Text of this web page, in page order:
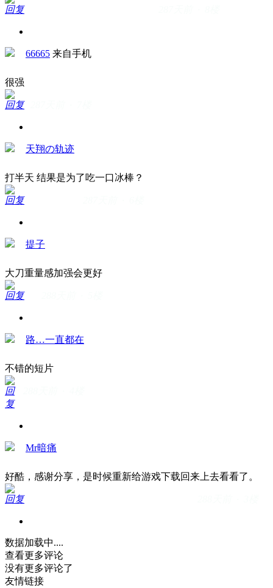
回复
66665 来自手机
很强
回复
天翔の轨迹
打半天 结果是为了吃一口冰棒？
回复
提子
大刀重量感加强会更好
回复
路…一直都在
不错的短片
回
复
Mr暗痛
好酷，感谢分享，是时候重新给游戏下载回来上去看看了。
回复
数据加载中....
查看更多评论
没有更多评论了
友情链接